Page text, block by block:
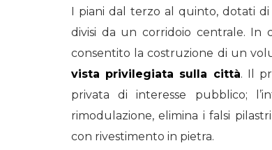
I piani dal terzo al quinto, dotati di
divisi da un corridoio centrale. In
consentito la costruzione di un
vista privilegiata sulla città. Il
privata di interesse pubblico;
rimodulazione, elimina i falsi
con rivestimento in pietra.